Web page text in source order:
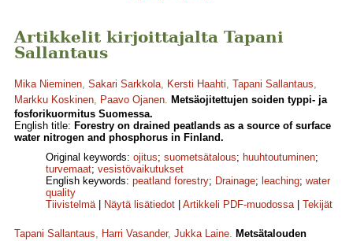
Artikkelit kirjoittajalta Tapani
Sallantaus
Mika Nieminen, Sakari Sarkkola, Kersti Haahti, Tapani Sallantaus,
Markku Koskinen, Paavo Ojanen. Metsäojitettujen soiden typpi- ja
fosforikuormitus Suomessa.
English title: Forestry on drained peatlands as a source of surface
water nitrogen and phosphorus in Finland.
Original keywords: ojitus; suometsätalous; huuhtoutuminen;
turvemaat; vesistövaikutukset
English keywords: peatland forestry; Drainage; leaching; water
quality
Tiivistelmä| Näytä lisätiedot Artikkeli PDF-muodossa| Tekijät
Tapani Sallantaus, Harri Vasander, Jukka Laine. Metsätalouden